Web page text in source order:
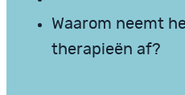
Waarom neemt
therapieën af?